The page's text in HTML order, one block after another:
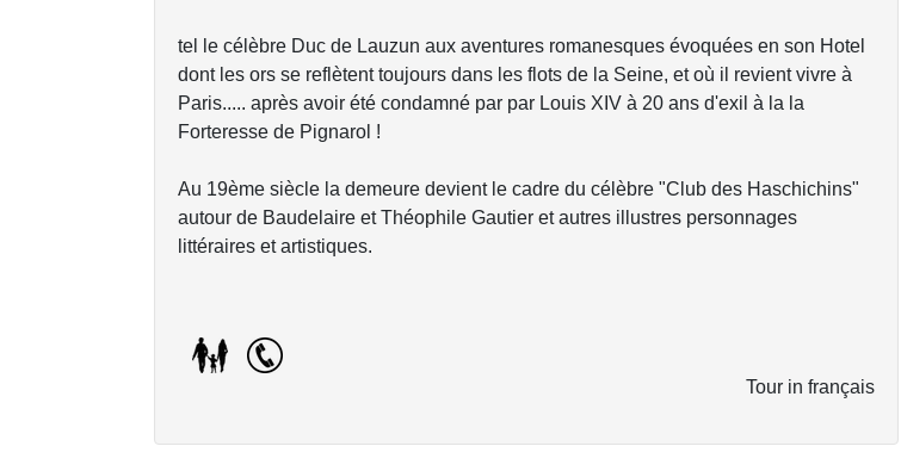
tel le célèbre Duc de Lauzun aux aventures romanesques évoquées en son Hotel
dont les ors se reflètent toujours dans les flots de la Seine, et où il revient vivre à
Paris..... après avoir été condamné par par Louis XIV à 20 ans d'exil à la la
Forteresse de Pignarol !
Au 19ème siècle la demeure devient le cadre du célèbre "Club des Haschichins"
autour de Baudelaire et Théophile Gautier et autres illustres personnages
littéraires et artistiques.
Tour in français